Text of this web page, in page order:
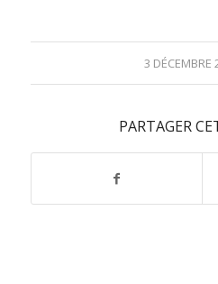
3 DÉCEMBRE
/
PARTAGER